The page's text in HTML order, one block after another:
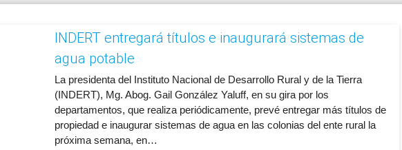
INDERT entregará títulos e inaugurará sistemas de
agua potable
La presidenta del Instituto Nacional de Desarrollo Rural y de la Tierra
(INDERT), Mg. Abog. Gail González Yaluff, en su gira por los
departamentos, que realiza periódicamente, prevé entregar más títulos de
propiedad e inaugurar sistemas de agua en las colonias del ente rural la
próxima semana, en…